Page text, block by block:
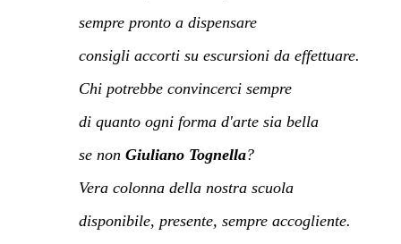
sempre pronto a dispensare
consigli accorti su escursioni da effettuare.
Chi potrebbe convincerci sempre
di quanto ogni forma d'arte sia bella
se non Giuliano Tognella?
Vera colonna della nostra scuola
disponibile, presente, sempre accogliente.